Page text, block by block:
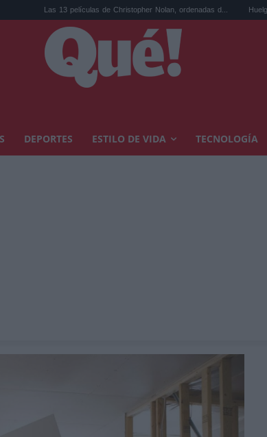
13 películas de Christopher Nolan, ordenadas d... Huelga de médicos:
DEPORTES ESTILO DE VIDA TECNOLOGÍA